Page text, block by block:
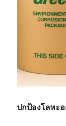
ปกป้องโลหะ